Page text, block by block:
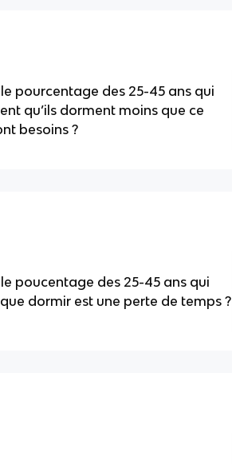
pourcentage des 25-45 ans qui
qu’ils dorment moins que ce
besoins ?
poucentage des 25-45 ans qui
dormir est une perte de temps ?